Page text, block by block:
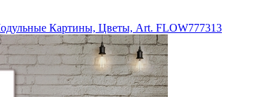
Картины, Цветы, Art. FLOW777313